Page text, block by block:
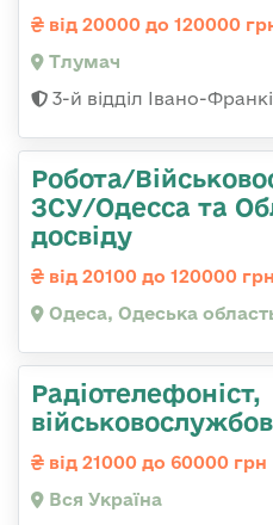
від 20000 до 120000
Тлумач
3-й відділ Івано-
Робота/
ЗСУ/Одесса та
досвіду
від 20100 до 120000 грн
Одеса, Одеська
Радіотелефоніст,
від 21000 до 60000 грн
Вся Україна